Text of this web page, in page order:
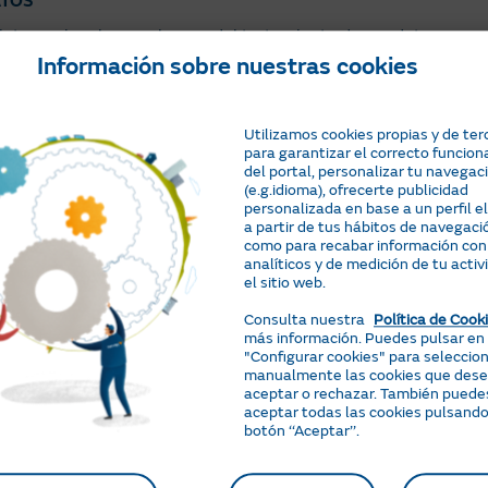
en el curso del tratamiento de sus datos
la finalidad indicada estos tuvieran que ser trasferidos fuera
con dichas compañías localizadas fuera del EEE de
o bien sobre la base de la adopción de alguna de las
Datos, cuyos datos de contacto son los siguientes:
Exclusivamente cuando usted haya activado este permiso,
Información sobre nuestras cookies
Utilizamos cookies propias y de
para garantizar el correcto
del portal, personalizar tu
(e.g.idioma), ofrecerte publicidad
personalizada en base a un perfil
a partir de tus hábitos de
como para recabar información
analíticos y de medición de tu
el sitio web.
Consulta nuestra Política de
más información. Puedes pulsar en
"Configurar cookies" para
manualmente las cookies que
aceptar o rechazar. También
aceptar todas las cookies
botón ‘‘Aceptar’’.